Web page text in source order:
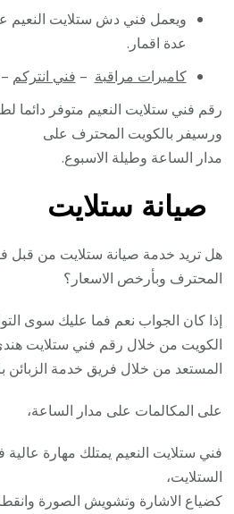
ويعمل فني دش ستلايت النعيم
عدة اقمار.
كاميرات مراقبة – فني انتركم –
رقم فني ستلايت النعيم متوفر دائما
ورسيفر بالكويت المحترف على
مدار الساعة وطيلة الاسبوع.
صيانة ستلايت
هل تريد خدمة صيانة ستلايت من قبل
المحترف وبأرخص الاسعار؟
إذا كان الجواب نعم فما عليك سوى
الكويت من خلال رقم فني ستلايت
المستعد من خلال فريق خدمة الزبائن
على المكالمات على مدار الساعة،
فني ستلايت النعيم يمتلك مهارة
الستلايت،
كضياع الاشارة وتشويش الصورة